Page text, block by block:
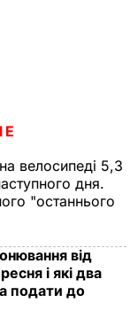
велосипеді 5,3
дня.
"останнього
від
і які два
подати до